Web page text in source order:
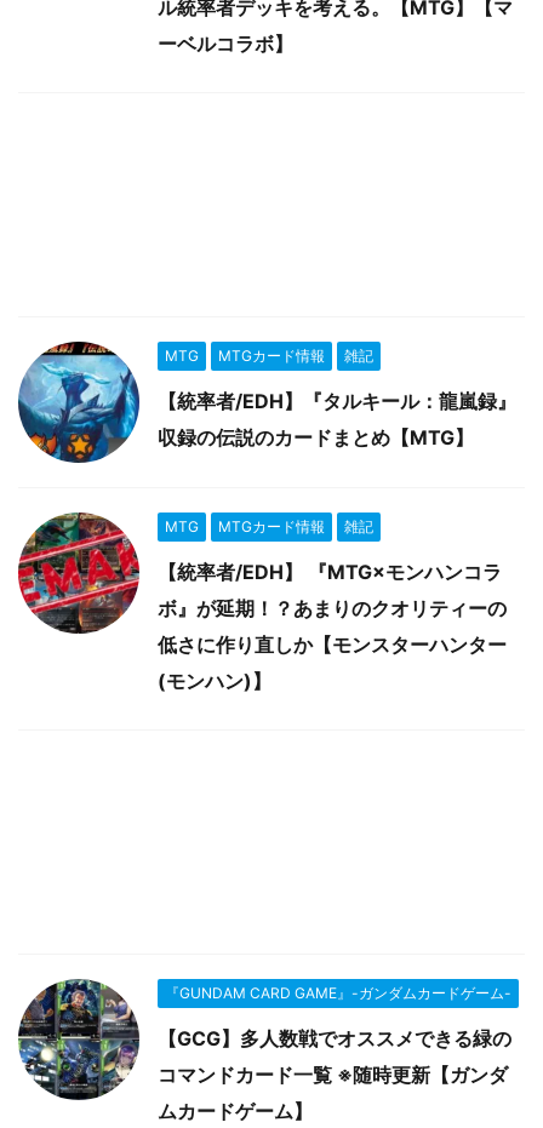
ル統率者デッキを考える。【MTG】【マ
ーベルコラボ】
MTG MTGカード情報 雑記
【統率者/EDH】『タルキール：龍嵐録』
収録の伝説のカードまとめ【MTG】
MTG MTGカード情報 雑記
【統率者/EDH】 『MTG×モンハンコラ
ボ』が延期！？あまりのクオリティーの
低さに作り直しか【モンスターハンター
(モンハン)】
『GUNDAM CARD GAME』-ガンダムカードゲーム-
【GCG】多人数戦でオススメできる緑の
コマンドカード一覧 ※随時更新【ガンダ
ムカードゲーム】